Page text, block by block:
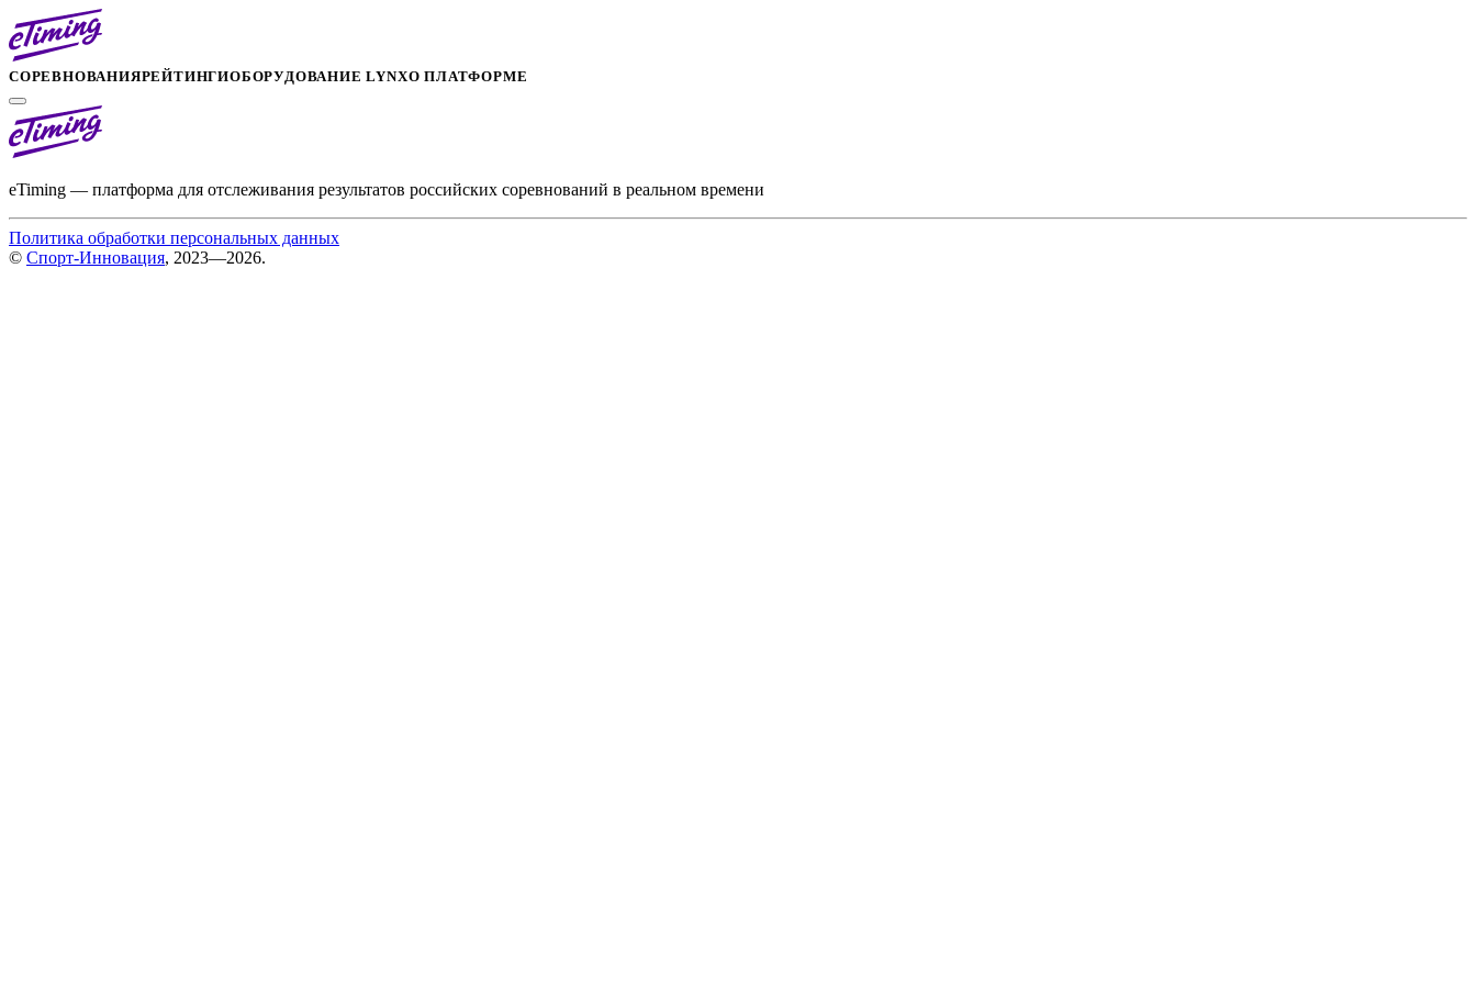
СОРЕВНОВАНИЯРЕЙТИНГИОБОРУДОВАНИЕ LYNXО ПЛАТФОРМЕ
eTiming — платформа для отслеживания результатов российских соревнований в реальном времени
Политика обработки персональных данных
© Спорт-Инновация, 2023—2026.